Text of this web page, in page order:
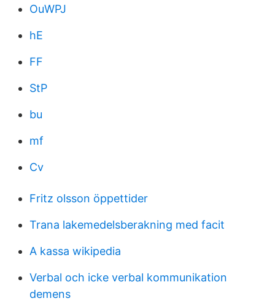
OuWPJ
hE
FF
StP
bu
mf
Cv
Fritz olsson öppettider
Trana lakemedelsberakning med facit
A kassa wikipedia
Verbal och icke verbal kommunikation
demens